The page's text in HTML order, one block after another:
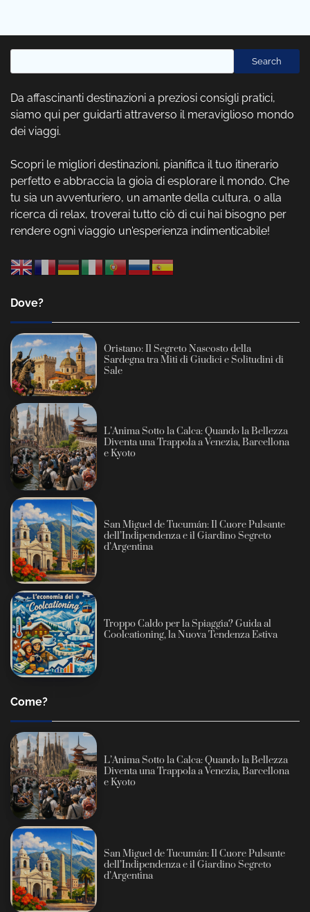
Search
Da affascinanti destinazioni a preziosi consigli pratici,
siamo qui per guidarti attraverso il meraviglioso mondo
dei viaggi.
Scopri le migliori destinazioni, pianifica il tuo itinerario
perfetto e abbraccia la gioia di esplorare il mondo. Che
tu sia un avventuriero, un amante della cultura, o alla
ricerca di relax, troverai tutto ciò di cui hai bisogno per
rendere ogni viaggio un'esperienza indimenticabile!
Dove?
Oristano: Il Segreto Nascosto della
Sardegna tra Miti di Giudici e Solitudini di
Sale
L’Anima Sotto la Calca: Quando la Bellezza
Diventa una Trappola a Venezia, Barcellona
e Kyoto
San Miguel de Tucumán: Il Cuore Pulsante
dell’Indipendenza e il Giardino Segreto
d’Argentina
Troppo Caldo per la Spiaggia? Guida al
Coolcationing, la Nuova Tendenza Estiva
Come?
L’Anima Sotto la Calca: Quando la Bellezza
Diventa una Trappola a Venezia, Barcellona
e Kyoto
San Miguel de Tucumán: Il Cuore Pulsante
dell’Indipendenza e il Giardino Segreto
d’Argentina